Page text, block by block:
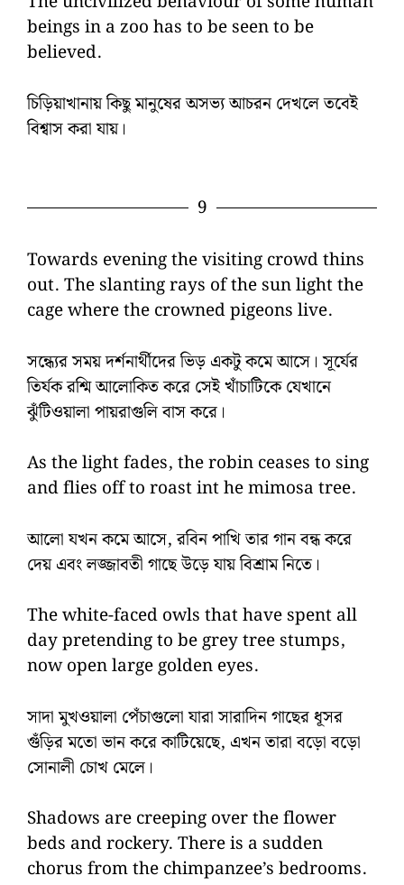
beings in a zoo has to be seen to be
believed.
চিড়িয়াখানায় কিছু মানুষের অসভ্য আচরন দেখলে তবেই
বিশ্বাস করা যায়।
9
Towards evening the visiting crowd thins
out. The slanting rays of the sun light the
cage where the crowned pigeons live.
সন্ধ্যের সময় দর্শনার্থীদের ভিড় একটু কমে আসে। সূর্যের
তির্যক রশ্মি আলোকিত করে সেই খাঁচাটিকে যেখানে
ঝুঁটিওয়ালা পায়রাগুলি বাস করে।
As the light fades, the robin ceases to sing
and flies off to roast int he mimosa tree.
আলো যখন কমে আসে, রবিন পাখি তার গান বন্ধ করে
দেয় এবং লজ্জাবতী গাছে উড়ে যায় বিশ্রাম নিতে।
The white-faced owls that have spent all
day pretending to be grey tree stumps,
now open large golden eyes.
সাদা মুখওয়ালা পেঁচাগুলো যারা সারাদিন গাছের ধূসর
গুঁড়ির মতো ভান করে কাটিয়েছে, এখন তারা বড়ো বড়ো
সোনালী চোখ মেলে।
Shadows are creeping over the flower
beds and rockery. There is a sudden
chorus from the chimpanzee’s bedrooms.